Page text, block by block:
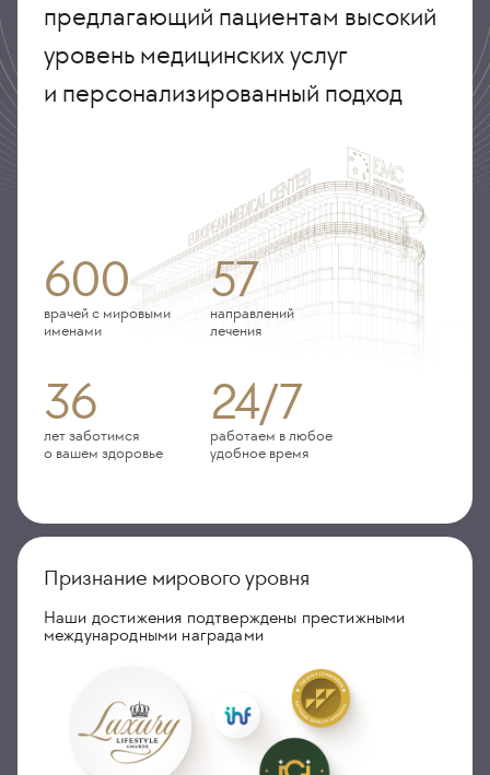
предлагающий пациентам высокий
уровень медицинских услуг
и персонализированный подход
600
врачей с мировыми
именами
57
направлений
лечения
36
лет заботимся
о вашем здоровье
24/7
работаем в любое
удобное время
Признание мирового уровня
Наши достижения подтверждены престижными
международными наградами